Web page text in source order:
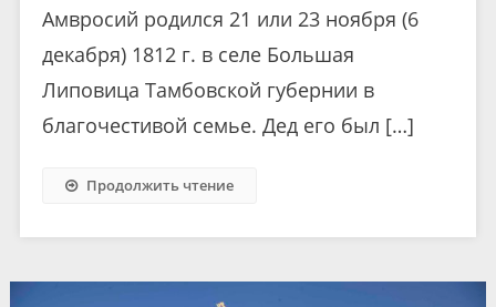
Амвросий родился 21 или 23 ноября (6
декабря) 1812 г. в селе Большая
Липовица Тамбовской губернии в
благочестивой семье. Дед его был […]
Продолжить чтение